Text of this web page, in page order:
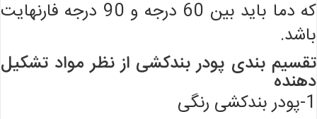
که دما باید بین 60 درجه و 90 درجه فارنهایت
باشد.
تقسیم بندی پودر بندکشی از نظر مواد تشکیل
دهنده
1-پودر بندکشی رنگی